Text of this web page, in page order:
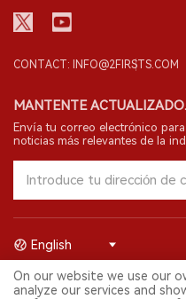
CONTACT: INFO@2FIRSTS.COM
MANTENTE ACTUALIZADO.
Envía tu correo electrónico
noticias más relevantes de la
© 2026 Shenzhen 2FIRSTS
reservados.
English
On our website we use our
analyze our services and